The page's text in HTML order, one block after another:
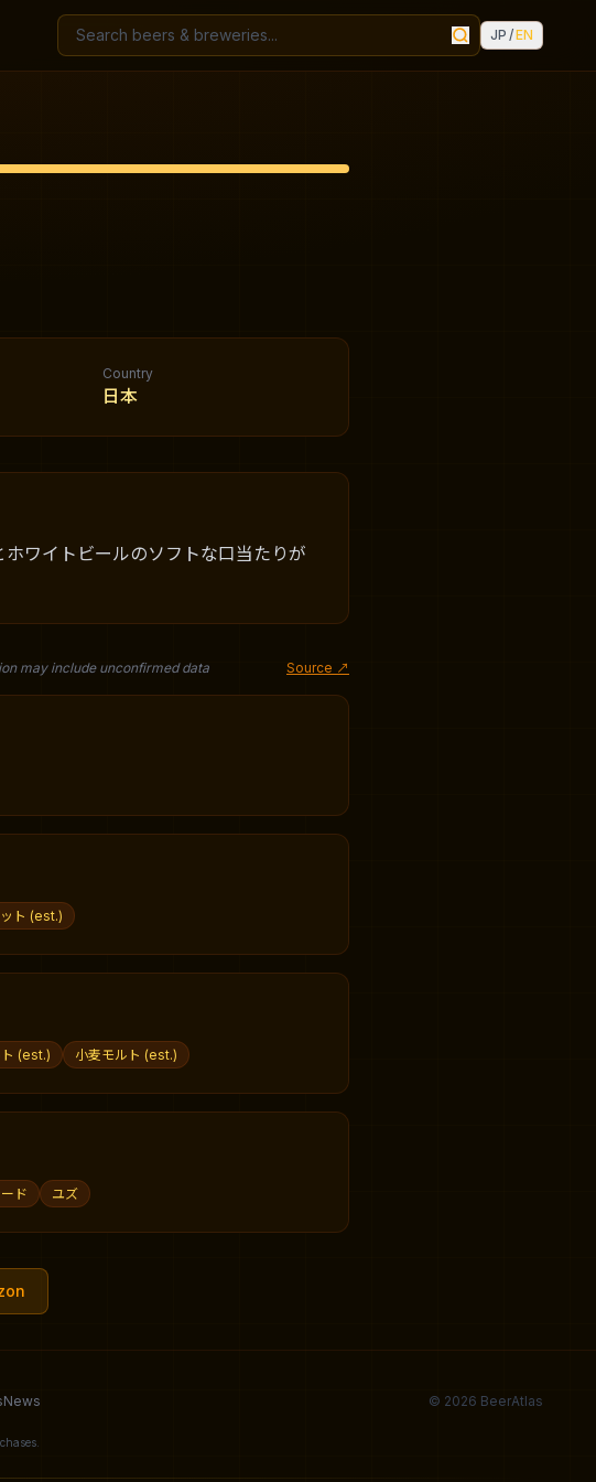
JP /EN
Country
日本
ワイトビールのソフトな口当たりが
may include unconfirmed data Source ↗
ト (est.)
(est.) 小麦モルト (est.)
ド ユズ
News © 2026 BeerAtlas